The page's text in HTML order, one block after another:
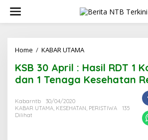
w
Home / KABAR UTAMA
B
3
0
r
KSB 30 April : Hasil RDT 1
dan 1 Tenaga Kesehatan
Kabarntb
30/04/2020
KABAR UTAMA, KESEHATAN, PERISTIWA
135
Dilihat